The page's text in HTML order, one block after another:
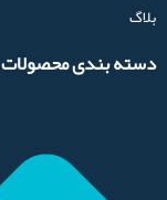
بلاگ
دسته بندی محصولات